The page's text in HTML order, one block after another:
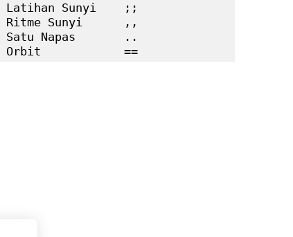
Latihan Sunyi    ;;
Ritme Sunyi      ,,
Satu Napas       ..
Orbit            ==